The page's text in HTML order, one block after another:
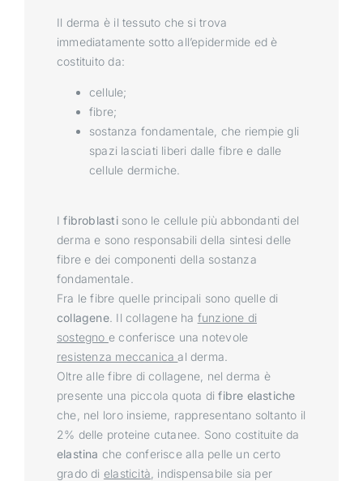
Il derma è il tessuto che si trova
immediatamente sotto all’epidermide ed è
costituito da:
cellule;
fibre;
sostanza fondamentale, che riempie gli
spazi lasciati liberi dalle fibre e dalle
cellule dermiche.
Ifibroblastisono le cellule più abbondanti del
derma e sono responsabili della sintesi delle
fibre e dei componenti della sostanza
fondamentale.
Fra le fibre quelle principali sono quelle di
collagene. Il collagene ha funzione di
sostegno e conferisce una notevole
resistenza meccanicaal derma.
Oltre alle fibre di collagene, nel derma è
presente una piccola quota difibre elastiche
che, nel loro insieme, rappresentano soltanto il
2% delle proteine cutanee. Sono costituite da
elastina che conferisce alla pelle un certo
grado di elasticità , indispensabile sia per